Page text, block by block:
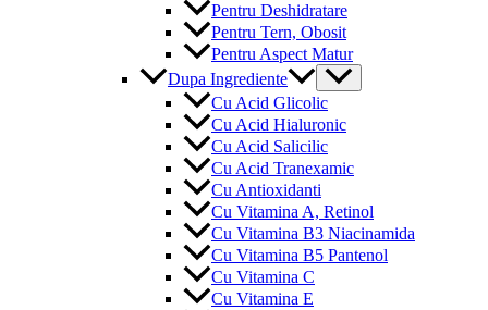
Pentru Deshidratare
Pentru Tern, Obosit
Pentru Aspect Matur
Dupa Ingrediente
Menu
Toggle
Cu Acid Glicolic
Cu Acid Hialuronic
Cu Acid Salicilic
Cu Acid Tranexamic
Cu Antioxidanti
Cu Vitamina A, Retinol
Cu Vitamina B3 Niacinamida
Cu Vitamina B5 Pantenol
Cu Vitamina C
Cu Vitamina E